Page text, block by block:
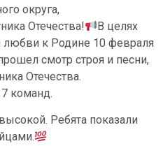
округа,
Отечества!
В целях
любви к Родине 10 февраля
смотр строя и песни,
Отечества.
команд.
Ребята показали